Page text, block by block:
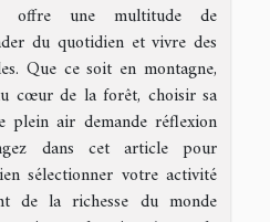
offre une multitude de
du quotidien et vivre des
Que ce soit en montagne,
cœur de la forêt, choisir sa
plein air demande réflexion
dans cet article pour
sélectionner votre activité
de la richesse du monde